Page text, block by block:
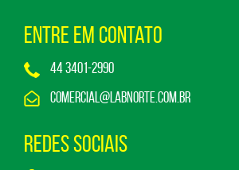
Entre em Contato
44 3401-2990
comercial@labnorte.com.br
Redes Sociais